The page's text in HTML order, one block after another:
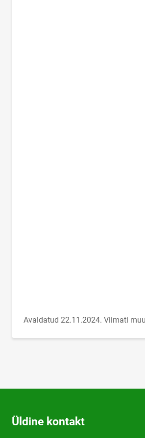
Avaldatud 22.11.2024. Viimati
Üldine kontakt